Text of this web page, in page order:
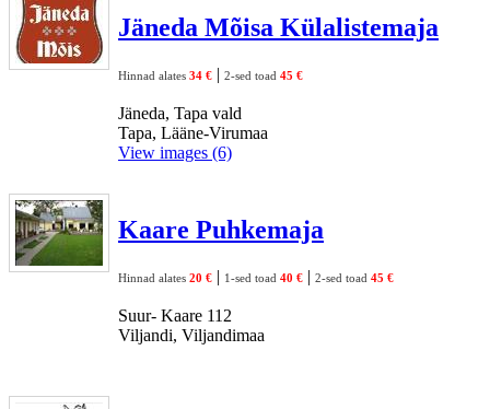
Jäneda Mõisa Külalistemaja
Hinnad alates 34 € | 2-sed toad 45 €
Jäneda, Tapa vald
Tapa, Lääne-Virumaa
View images (6)
Kaare Puhkemaja
Hinnad alates 20 € | 1-sed toad 40 € | 2-sed toad 45 €
Suur- Kaare 112
Viljandi, Viljandimaa